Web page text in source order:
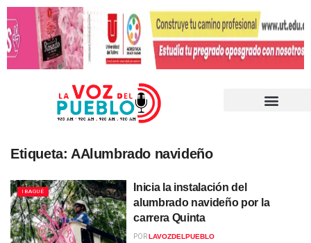
Etiqueta: AAlumbrado navideño
IBAGUÉ
Inicia la instalación del
alumbrado navideño por la
carrera Quinta
PORLAVOZDELPUEBLO